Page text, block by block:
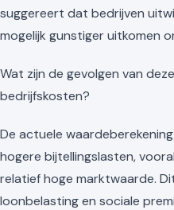
suggereert dat bedrijven
mogelijk gunstiger uitkomen
Wat zijn de gevolgen van
bedrijfskosten?
De actuele
hogere bijtellingslasten,
relatief hoge marktwaarde.
loonbelasting en sociale